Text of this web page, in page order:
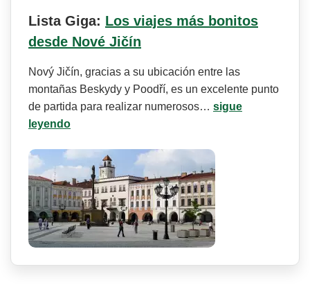
Lista Giga: Los viajes más bonitos
desde Nové Jičín
Nový Jičín, gracias a su ubicación entre las
montañas Beskydy y Poodří, es un excelente punto
de partida para realizar numerosos… sigue
leyendo